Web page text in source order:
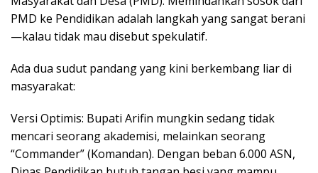
PMD ke Pendidikan adalah langkah yang sangat berani
—kalau tidak mau disebut spekulatif.
Ada dua sudut pandang yang kini berkembang liar di
masyarakat:
​Versi Optimis: Bupati Arifin mungkin sedang tidak
mencari seorang akademisi, melainkan seorang
“Commander” (Komandan). Dengan beban 6.000 ASN,